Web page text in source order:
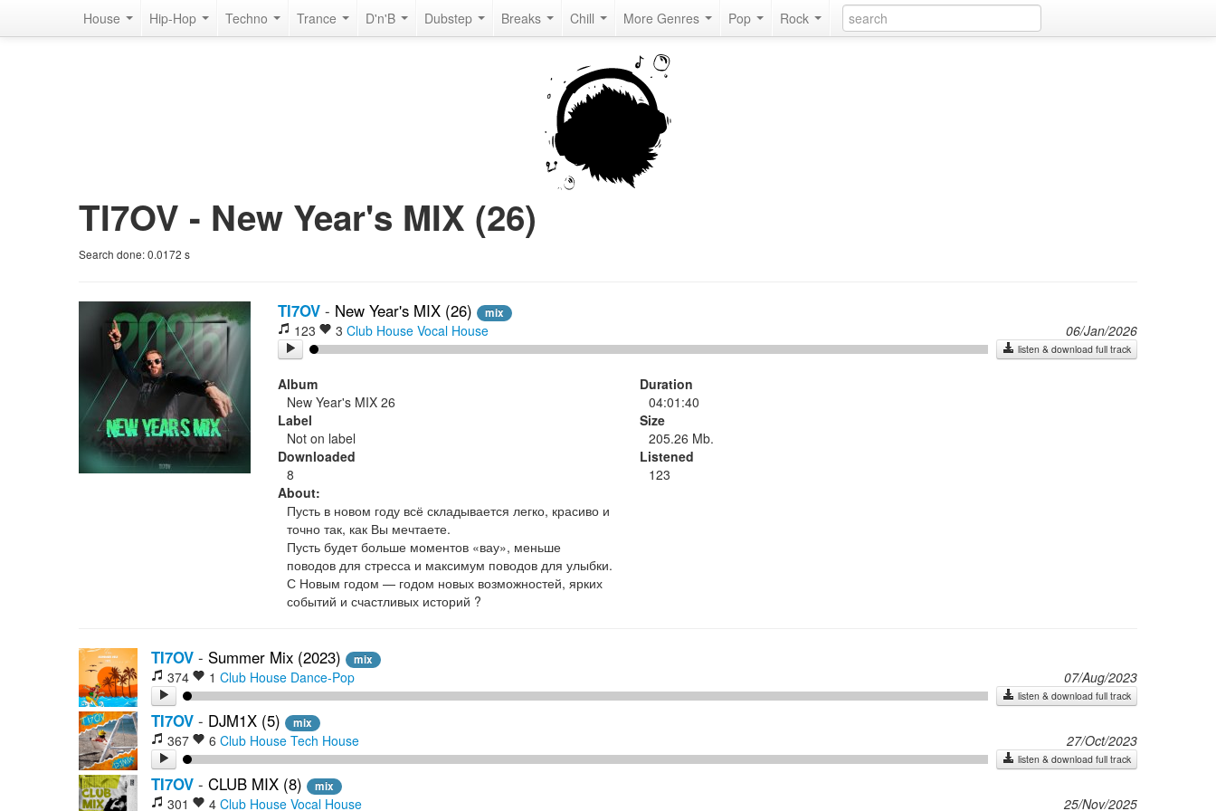
House Hip-Hop Techno Trance D'n'B Dubstep Breaks Chill More Genres Pop Rock
TI7OV - New Year's MIX (26)
Search done:0.0172 s
TI7OV - New Year's MIX (26) mix
123 3 Club House Vocal House 06/Jan/2026
listen & download full track
Album
New Year's MIX 26
Label
Not on label
Downloaded
8
About:
Пусть в новом году всё складывается легко, красиво и
точно так, как Вы мечтаете.
Пусть будет больше моментов «вау», меньше
поводов для стресса и максимум поводов для улыбки.
С Новым годом — годом новых возможностей, ярких
событий и счастливых историй ?
Duration
04:01:40
Size
205.26 Mb.
Listened
123
TI7OV - Summer Mix (2023) mix
374 1 Club House Dance-Pop 07/Aug/2023
listen & download full track
TI7OV - DJM1X (5) mix
367 6 Club House Tech House 27/Oct/2023
listen & download full track
TI7OV - CLUB MIX (8) mix
301 4 Club House Vocal House 25/Nov/2025